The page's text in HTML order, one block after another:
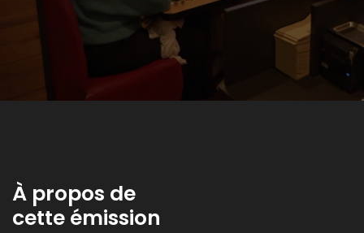
À propos de
cette émission